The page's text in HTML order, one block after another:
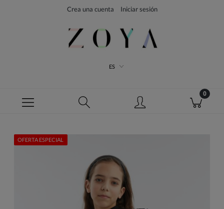
Crea una cuenta Iniciar sesión
ES
OFERTA ESPECIAL